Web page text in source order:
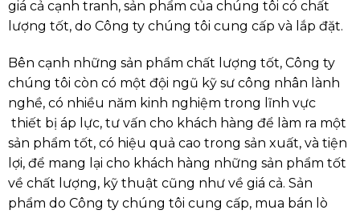
giá cả cạnh tranh, sản phẩm của chúng tôi có chất
lượng tốt, do Công ty chúng tôi cung cấp và lắp đặt.
Bên cạnh những sản phẩm chất lượng tốt, Công ty
chúng tôi còn có một đội ngũ kỹ sư công nhân lành
nghề, có nhiều năm kinh nghiệm trong lĩnh vực
thiết bị áp lực, tư vấn cho khách hàng để làm ra một
sản phẩm tốt, có hiệu quả cao trong sản xuất, và tiện
lợi, để mang lại cho khách hàng những sản phẩm tốt
về chất lượng, kỹ thuật cũng như về giá cả. Sản
phẩm do Công ty chúng tôi cung cấp, mua bán lò